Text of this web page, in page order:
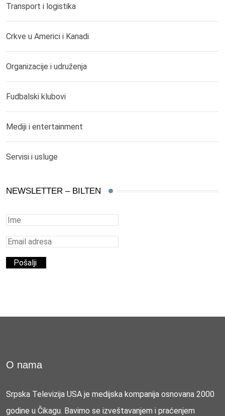
Transport i logistika
Crkve u Americi i Kanadi
Organizacije i udruženja
Fudbalski klubovi
Mediji i entertainment
Servisi i usluge
NEWSLETTER – BILTEN
O nama
Srpska Televizija USA je medijska kompanija osnovana 2000
godine u Čikagu. Bavimo se izveštavanjem i praćenjem